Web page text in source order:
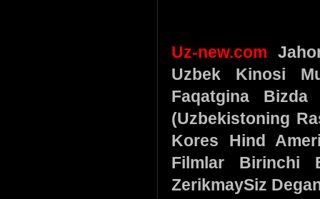
Uz-new.com
Uzbek Kinosi
Faqatgina
(Uzbekistoning
Kores Hind
Filmlar Birinchi
ZerikmaySiz